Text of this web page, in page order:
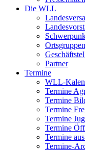
Die WLL
Ortsgruppen
Partner
Termine
WLL-
Termine
Termine
Termine
Termine
Termine
Termine
Termine-